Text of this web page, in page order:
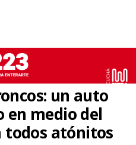
un auto
en medio del
todos atónitos